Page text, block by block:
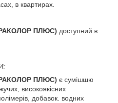
в квартирах.
ПЛЮС) доступний в
ПЛЮС) є сумішшю
високоякісних
добавок. водних